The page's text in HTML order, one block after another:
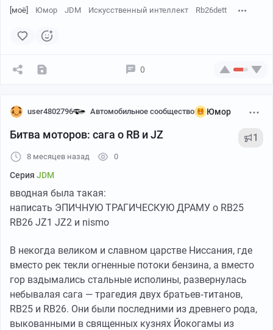
[моё] Юмор JDM Искусственный интеллект Rb26dett
0
user4802796 Автомобильное сообщество Юмор
Битва моторов: сага о RB и JZ 1
8 месяцев назад 0
Серия JDM
вводная была такая:
написать ЭПИЧНУЮ ТРАГИЧЕСКУЮ ДРАМУ о RB25
RB26 JZ1 JZ2 и nismo
В некогда великом и славном царстве Ниссания, где
вместо рек текли огненные потоки бензина, а вместо
гор вздымались стальные исполины, развернулась
небывалая сага — трагедия двух братьев‑титанов,
RB25 и RB26. Они были последними из древнего рода,
выкованными в священных кузнях Йокогамы из